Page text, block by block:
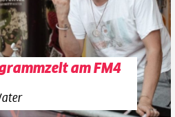
am FM4